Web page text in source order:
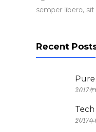
semper libero,
Recent
2017年
2017年